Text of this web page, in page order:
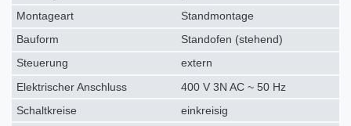
Montageart
Standmontage
Bauform
Standofen (stehend)
Steuerung
extern
Elektrischer Anschluss
400 V 3N AC ~ 50 Hz
Schaltkreise
einkreisig